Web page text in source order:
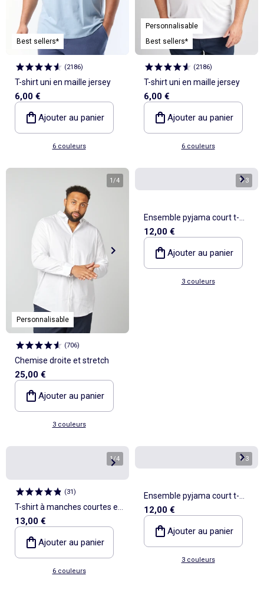
Best sellers*
(2186)
T-shirt uni en maille jersey
6,00 €
Ajouter au panier
6 couleurs
Personnalisable
Best sellers*
(2186)
T-shirt uni en maille jersey
6,00 €
Ajouter au panier
6 couleurs
Personnalisable
1/4
(706)
Chemise droite et stretch
25,00 €
Ajouter au panier
3 couleurs
1/3
Ensemble pyjama court t-
shirt + short - 2 pièces
12,00 €
Ajouter au panier
3 couleurs
1/4
(31)
T-shirt à manches courtes en
maille jersey fantaisie
13,00 €
Ajouter au panier
6 couleurs
1/3
Ensemble pyjama court t-
shirt + short - 2 pièces
12,00 €
Ajouter au panier
3 couleurs